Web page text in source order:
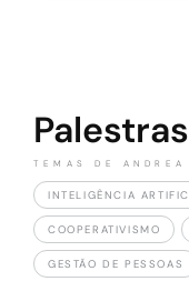
Palestras
TEMAS DE
INTELIGÊNCIA
COOPERATIVISMO
GESTÃO DE PESSOAS